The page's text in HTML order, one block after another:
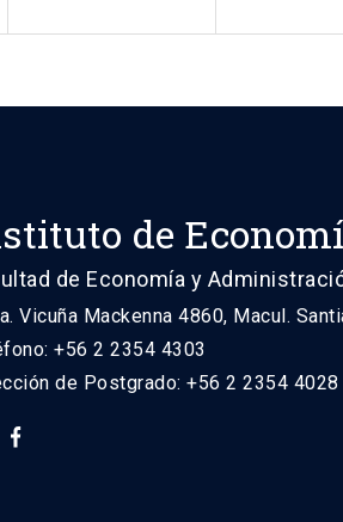
de
de Economía y
Vicuña Mackenna 4860, Macul.
+56 2 2354 4303
de Postgrado: +56 2 2354 4028